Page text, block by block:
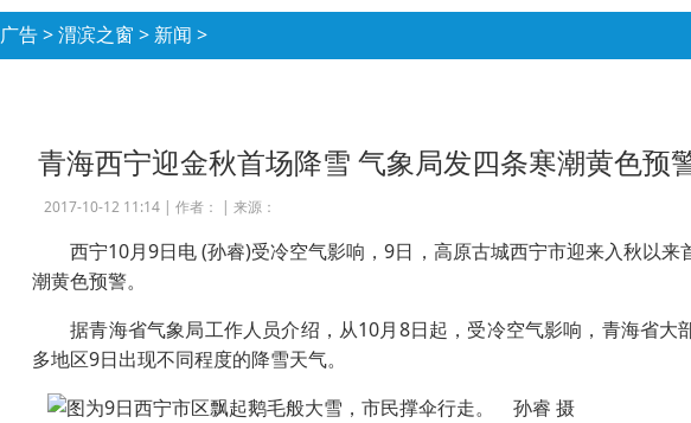
广告>渭滨之窗 > 新闻 >
青海西宁迎金秋首场降雪 气象局发四条寒潮黄色预
2017-10-12 11:14 | 作者： | 来源：
西宁10月9日电 (孙睿)受冷空气影响，9日，高原古城西宁市迎来入秋以来
潮黄色预警。
据青海省气象局工作人员介绍，从10月8日起，受冷空气影响，青海省大
多地区9日出现不同程度的降雪天气。